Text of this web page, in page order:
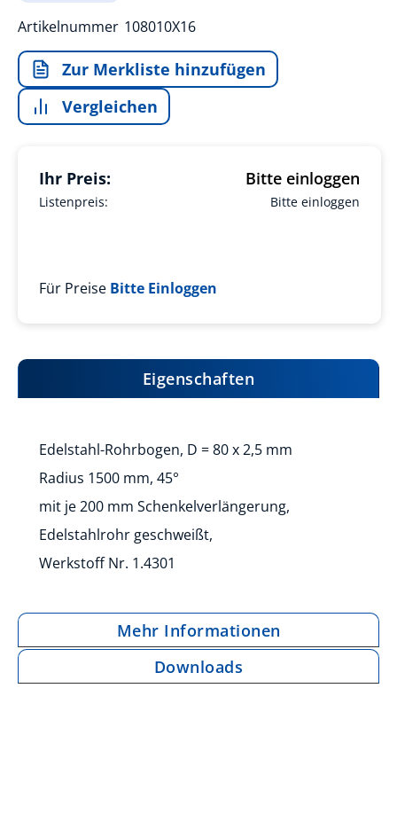
Artikelnummer 108010X16
Zur Merkliste hinzufügen
Vergleichen
Listenpreis: Bitte einloggen
Ihr Preis: Bitte einloggen
Für Preise Bitte Einloggen
Eigenschaften
Edelstahl-Rohrbogen, D = 80 x 2,5 mm
Radius 1500 mm, 45°
mit je 200 mm Schenkelverlängerung,
Edelstahlrohr geschweißt,
Werkstoff Nr. 1.4301
Mehr Informationen
Downloads